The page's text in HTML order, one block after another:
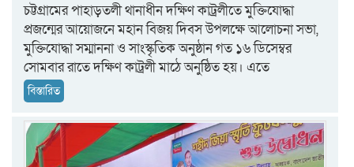
চট্টগ্রামের পাহাড়তলী থানাধীন দক্ষিণ কাট্রলীতে মুক্তিযোদ্ধা
প্রজন্মের আয়োজনে মহান বিজয় দিবস উপলক্ষে আলোচনা সভা,
মুক্তিযোদ্ধা সম্মাননা ও সাংস্কৃতিক অনুষ্ঠান গত ১৬ ডিসেম্বর
সোমবার রাতে দক্ষিণ কাট্রলী মাঠে অনুষ্ঠিত হয়। এতে
বিস্তারিত